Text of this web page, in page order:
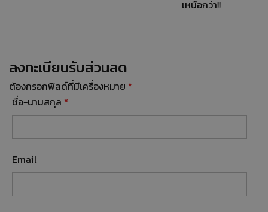
เหนือกว่า!!
ลงทะเบียนรับส่วนลด
ต้องกรอกฟิลด์ที่มีเครื่องหมาย *
ชื่อ-นามสกุล *
Email